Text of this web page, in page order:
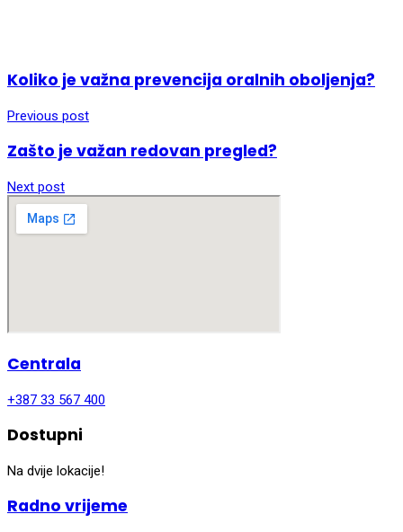
Koliko je važna prevencija oralnih oboljenja?
Previous post
Zašto je važan redovan pregled?
Next post
Centrala
+387 33 567 400
Dostupni
Na dvije lokacije!
Radno vrijeme